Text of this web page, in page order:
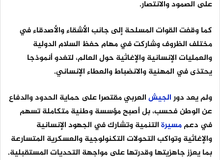
على الصمود والانتصار.
كما وقفت القوات المسلحة إلى جانب الأشقاء والأصدقاء في
مختلف الظروف وشاركت في مهام حفظ السلام الدولية
والعمليات الإنسانية والإغاثية حول العالم، لتغدو أنموذجا
يحتذى في المهنية والانضباط والعطاء الإنساني.
ولم يعد دورالجيشالعربي مقتصرا على حماية الحدود والدفاع
عن الوطن فحسب، بل أصبح مؤسسة وطنية متكاملة تسهم
في دعممسيرةالتنمية وتشارك في الجهود الإنسانية
والإغاثية وتواكب التحولات التكنولوجية والعسكرية المتسارعة
بما يعزز جاهزيتها وقدرتها على مواجهة التحديات المستقبلية.